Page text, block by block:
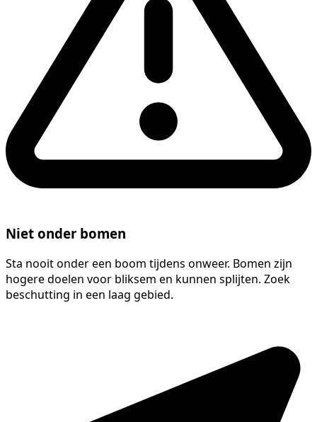
Niet onder bomen
Sta nooit onder een boom tijdens onweer. Bomen zijn
hogere doelen voor bliksem en kunnen splijten. Zoek
beschutting in een laag gebied.